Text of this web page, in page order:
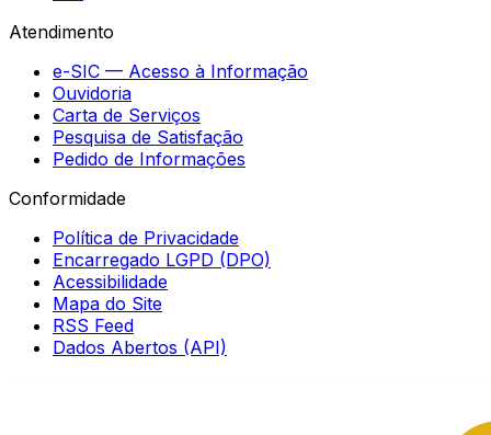
Atendimento
e-SIC — Acesso à Informação
Ouvidoria
Carta de Serviços
Pesquisa de Satisfação
Pedido de Informações
Conformidade
Política de Privacidade
Encarregado LGPD (DPO)
Acessibilidade
Mapa do Site
RSS Feed
Dados Abertos (API)